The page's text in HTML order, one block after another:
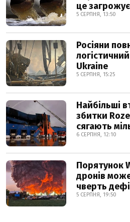
це загрожує
5 СЕРПНЯ, 13:50
Росіяни
Ukraine
5 СЕРПНЯ, 15:25
Найбільші
збитки
сягають
6 СЕРПНЯ, 12:10
Порятунок
дронів
чверть
5 СЕРПНЯ, 19:50